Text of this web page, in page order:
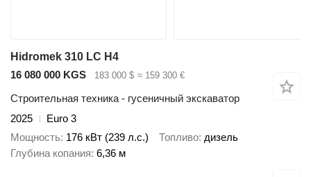
Hidromek 310 LC H4
16 080 000 KGS
183 000 $ ≈ 159 300 €
Строительная техника - гусеничный экскаватор
2025
Euro 3
Мощность 176 кВт (239 л.с.) Топливо дизель
Глубина копания 6,36 м